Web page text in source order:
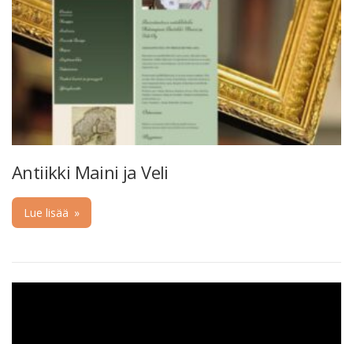
Antiikki Maini ja Veli
Lue lisää »